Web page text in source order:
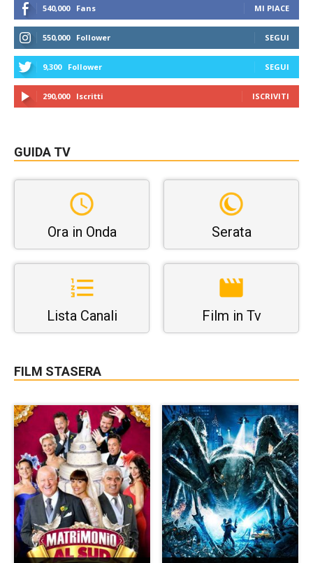
540,000 Fans MI PIACE
550,000 Follower SEGUI
9,300 Follower SEGUI
290,000 Iscritti ISCRIVITI
GUIDA TV
Ora in Onda Serata
Lista Canali Film in Tv
FILM STASERA